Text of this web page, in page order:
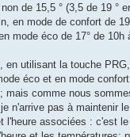
de 15,5 ° (3,5 de 19 °
en mode de confort de
mode éco de 17° de 10h
en utilisant la touche
éco et en mode
mais comme nous
n'arrive pas à maintenir
l'heure associées : c'est